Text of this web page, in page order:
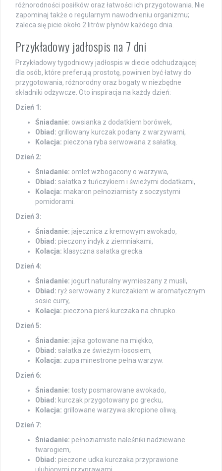
różnorodności posiłków oraz łatwości ich przygotowania. Nie
zapominaj także o regularnym nawodnieniu organizmu;
zaleca się picie około 2 litrów płynów każdego dnia.
Przykładowy jadłospis na 7 dni
Przykładowy tygodniowy jadłospis w diecie odchudzającej
dla osób, które preferują prostotę, powinien być łatwy do
przygotowania, różnorodny oraz bogaty w niezbędne
składniki odżywcze. Oto inspiracja na każdy dzień:
Dzień 1:
Śniadanie: owsianka z dodatkiem borówek,
Obiad: grillowany kurczak podany z warzywami,
Kolacja: pieczona ryba serwowana z sałatką.
Dzień 2:
Śniadanie: omlet wzbogacony o warzywa,
Obiad: sałatka z tuńczykiem i świeżymi dodatkami,
Kolacja: makaron pełnoziarnisty z soczystymi
pomidorami.
Dzień 3:
Śniadanie: jajecznica z kremowym awokado,
Obiad: pieczony indyk z ziemniakami,
Kolacja: klasyczna sałatka grecka.
Dzień 4:
Śniadanie: jogurt naturalny wymieszany z musli,
Obiad: ryż serwowany z kurczakiem w aromatycznym
sosie curry,
Kolacja: pieczona pierś kurczaka na chrupko.
Dzień 5:
Śniadanie: jajka gotowane na miękko,
Obiad: sałatka ze świeżym łososiem,
Kolacja: zupa minestrone pełna warzyw.
Dzień 6:
Śniadanie: tosty posmarowane awokado,
Obiad: kurczak przygotowany po grecku,
Kolacja: grillowane warzywa skropione oliwą.
Dzień 7:
Śniadanie: pełnoziarniste naleśniki nadziewane
twarogiem,
Obiad: pieczone udka kurczaka przyprawione